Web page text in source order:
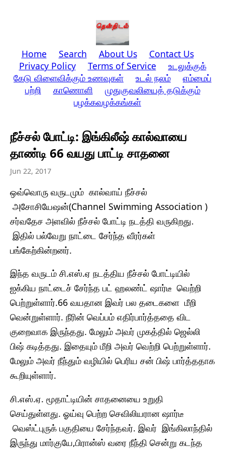
Home Search About Us
Contact Us
Privacy Policy
Terms of Service
உடலுக்குக்
கேடு விளைவிக்கும் உணவுகள்
உடல் நலம்
எம்மைப்
பற்றி
காணொளி
முதுகுவலியைத் தடுக்கும்
பழக்கவழக்கங்கள்
நீச்சல் போட்டி: இங்கிலீஷ் கால்வாயை
தாண்டி 66 வயது பாட்டி சாதனை
Jun 22, 2017
ஒவ்வொரு வருடமும் கால்வாய் நீச்சல்
அசோசியேஷன்(Channel Swimming Association )
சர்வதேச அளவில் நீச்சல் போட்டி நடத்தி வருகிறது.
இதில் பல்வேறு நாட்டை சேர்ந்த வீரர்கள்
பங்கேற்கின்றனர்.
இந்த வருடம் சி.எஸ்.ஏ நடத்திய நீச்சல் போட்டியில்
ஐக்கிய நாட்டைச் சேர்ந்த பட் ஹலண்ட் ஷார்டீ வெற்றி
பெற்றுள்ளார்.66 வயதான இவர் பல தடைகளை மீறி
வென்றுள்ளார். நீரின் வெப்பம் எதிர்பார்த்ததை விட
குறைவாக இருந்தது. மேலும் அவர் முகத்தில் ஜெல்லி
பிஷ் கடித்தது. இதையும் மீறி அவர் வெற்றி பெற்றுள்ளார்.
மேலும் அவர் நீந்தும் வழியில் பெரிய சன் பிஷ் பார்த்ததாக
கூறியுள்ளார்.
சி.எஸ்.ஏ. மூதாட்டியின் சாதனையை உறுதி
செய்துள்ளது. ஓய்வு பெற்ற செவிலியரான ஷார்டீ
வெஸ்ட்புருக் பகுதியை சேர்ந்தவர். இவர் இங்கிலாந்தில்
இருந்து மார்குயே,பிரான்ஸ் வரை நீந்தி சென்று கடந்த